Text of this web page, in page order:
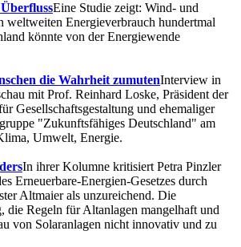
Eine Studie zeigt: Wind- und
weltweiten Energieverbrauch hundertmal
könnte von der Energiewende
die Wahrheit zumutenInterview in
mit Prof. Reinhard Loske, Präsident der
Gesellschaftsgestaltung und ehemaliger
"Zukunftsfähiges Deutschland" am
Umwelt, Energie.
In ihrer Kolumne kritisiert Petra Pinzler
Erneuerbare-Energien-Gesetzes durch
Altmaier als unzureichend. Die
die Regeln für Altanlagen mangelhaft und
von Solaranlagen nicht innovativ und zu